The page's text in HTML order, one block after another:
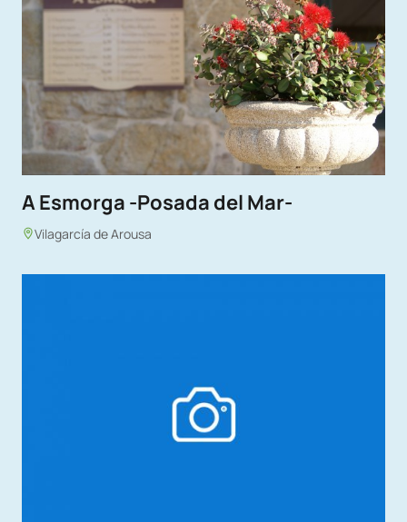
A Esmorga -Posada del Mar-
Vilagarcía de Arousa